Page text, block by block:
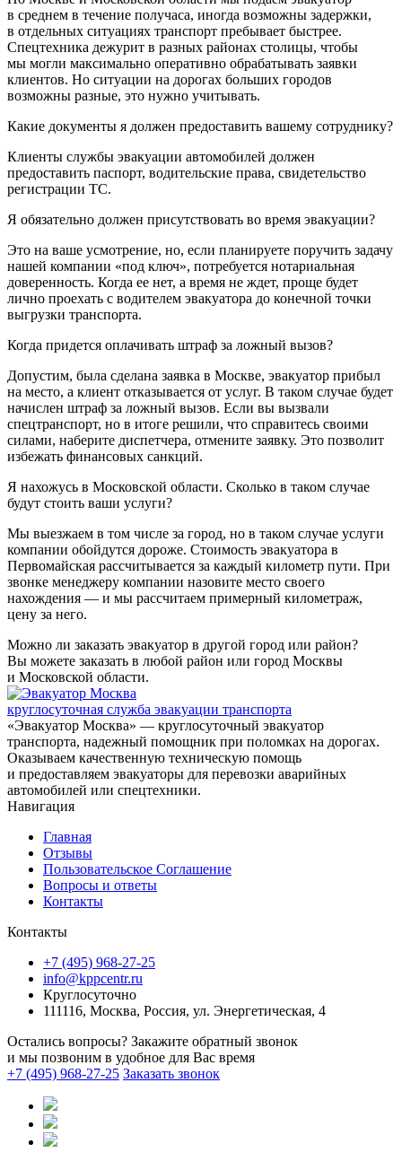
в среднем в течение получаса, иногда возможны задержки,
в отдельных ситуациях транспорт пребывает быстрее.
Спецтехника дежурит в разных районах столицы, чтобы
мы могли максимально оперативно обрабатывать заявки
клиентов. Но ситуации на дорогах больших городов
возможны разные, это нужно учитывать.
Какие документы я должен предоставить вашему сотруднику?
Клиенты службы эвакуации автомобилей должен
предоставить паспорт, водительские права, свидетельство
регистрации ТС.
Я обязательно должен присутствовать во время эвакуации?
Это на ваше усмотрение, но, если планируете поручить задачу
нашей компании «под ключ», потребуется нотариальная
доверенность. Когда ее нет, а время не ждет, проще будет
лично проехать с водителем эвакуатора до конечной точки
выгрузки транспорта.
Когда придется оплачивать штраф за ложный вызов?
Допустим, была сделана заявка в Москве, эвакуатор прибыл
на место, а клиент отказывается от услуг. В таком случае будет
начислен штраф за ложный вызов. Если вы вызвали
спецтранспорт, но в итоге решили, что справитесь своими
силами, наберите диспетчера, отмените заявку. Это позволит
избежать финансовых санкций.
Я нахожусь в Московской области. Сколько в таком случае
будут стоить ваши услуги?
Мы выезжаем в том числе за город, но в таком случае услуги
компании обойдутся дороже. Стоимость эвакуатора в
Первомайская рассчитывается за каждый километр пути. При
звонке менеджеру компании назовите место своего
нахождения — и мы рассчитаем примерный километраж,
цену за него.
Можно ли заказать эвакуатор в другой город или район?
Вы можете заказать в любой район или город Москвы
и Московской области.
круглосуточная служба эвакуации транспорта
«Эвакуатор Москва» — круглосуточный эвакуатор
транспорта, надежный помощник при поломках на дорогах.
Оказываем качественную техническую помощь
и предоставляем эвакуаторы для перевозки аварийных
автомобилей или спецтехники.
Навигация
Главная
Отзывы
Пользовательское Соглашение
Вопросы и ответы
Контакты
Контакты
+7 (495) 968-27-25
info@kppcentr.ru
Круглосуточно
111116, Москва, Россия, ул. Энергетическая, 4
Остались вопросы? Закажите обратный звонок
и мы позвоним в удобное для Вас время
+7 (495) 968-27-25 Заказать звонок